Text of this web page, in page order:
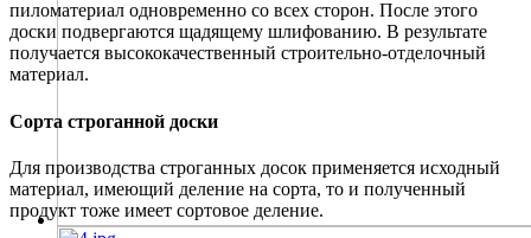
пиломатериал одновременно со всех сторон. После этого
доски подвергаются щадящему шлифованию. В результате
получается высококачественный строительно-отделочный
материал.
Сорта строганной доски
Для производства строганных досок применяется исходный
материал, имеющий деление на сорта, то и полученный
продукт тоже имеет сортовое деление.